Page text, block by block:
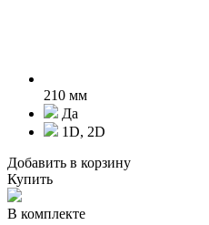
210 мм
Да
1D, 2D
Добавить в корзину
Купить
В комплекте